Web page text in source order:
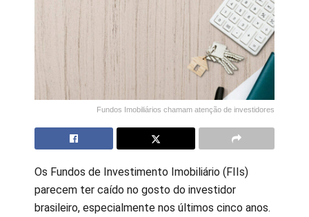
Fundos Imobiliários chamam atenção de investidores
Os Fundos de Investimento Imobiliário (FIIs)
parecem ter caído no gosto do investidor
brasileiro, especialmente nos últimos cinco anos.